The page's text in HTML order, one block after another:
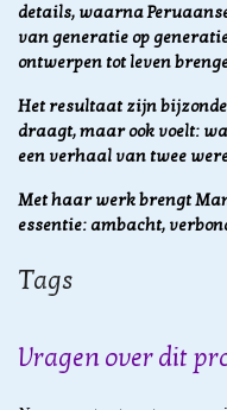
details, waarna
van generatie op
ontwerpen tot leven
Het resultaat zijn
draagt, maar ook voelt:
een verhaal van twee
Met haar werk brengt
essentie: ambacht,
Tags
Vragen over dit